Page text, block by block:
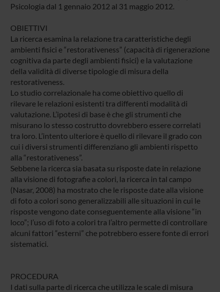
Psicologia dal 1 gennaio 2012 al 31 maggio 2012.
OBIETTIVI
La ricerca esamina la relazione tra caratteristiche degli
ambienti fisici e “restorativeness” (capacità di rigenerazione
cognitiva da parte degli ambienti fisici) e la valutazione
della validità di diverse tipologie di misura della
restorativeness.
Lo studio correlazionale ha come obiettivo quello di
rilevare le relazioni esistenti tra differenti modalità di
valutazione. L’ipotesi di base è che gli strumenti che
misurano lo stesso costrutto dovrebbero essere correlati
tra loro. L’intento ulteriore è quello di rilevare il grado con
cui i diversi strumenti differenziano gli ambienti rispetto
alla “restorativeness”.
Sebbene la ricerca sia basata su risposte date in relazione
alla visione di fotografie a colori, la ricerca in tal campo
(Nasar, 2008) ha mostrato che le risposte date alla visione
di foto a colori sono generalizzabili alle situazioni in cui le
risposte vengono date conseguentemente alla visione “in
loco”; l’uso di foto a colori tra l’altro permette di controllare
alcuni fattori “esterni” che potrebbero essere fonte di errori
sistematici.
PROCEDURA
I dati sulla parte di ricerca che utilizza le scale di misura